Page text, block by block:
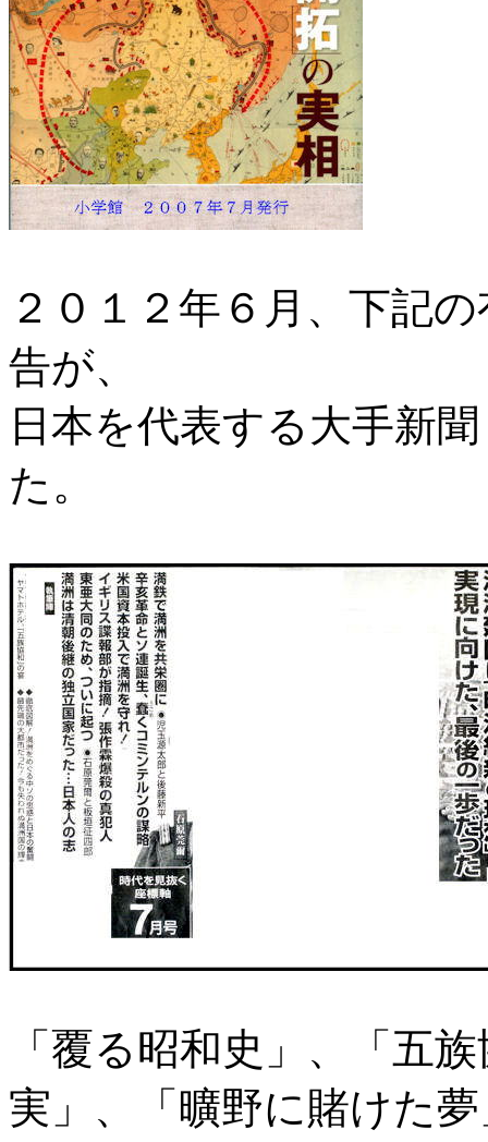
２０１２年６月、下記
告が、
日本を代表する大手新
た。
「覆る昭和史」、「五
実」、「曠野に賭けた